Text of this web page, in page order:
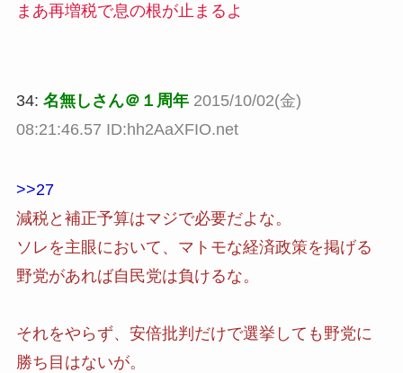
まあ再増税で息の根が止まるよ
34: 名無しさん＠１周年 2015/10/02(金)
08:21:46.57 ID:hh2AaXFIO.net
>>27
減税と補正予算はマジで必要だよな。
ソレを主眼において、マトモな経済政策を掲げる
野党があれば自民党は負けるな。
それをやらず、安倍批判だけで選挙しても野党に
勝ち目はないが。